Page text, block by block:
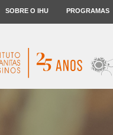
SOBRE O IHU PROGRAMAS